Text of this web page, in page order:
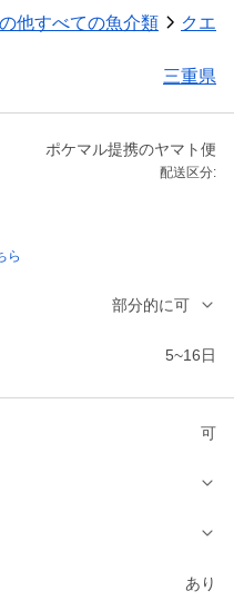
他すべての魚介類 クエ
三重県
ポケマル提携のヤマト便
配送区分:
ら
部分的に可
5~16日
可
あり